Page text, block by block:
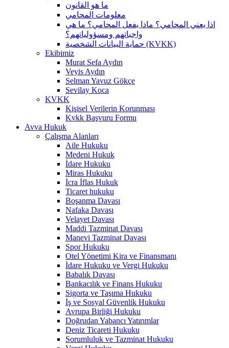
ما هو القانون
معلومات المحامي
اذا يعني المحامي؟ ماذا يفعل المحامي؟ ما هي
واجباتهم ومسؤولياتهم؟
حماية البيانات الشخصية (KVKK)
Ekibimiz
Murat Sefa Aydın
Veyis Aydın
Selman Yavuz Gökçe
Sevilay Koca
KVKK
Kişisel Verilerin Korunması
Kvkk Başvuru Formu
Avva Hukuk
Çalışma Alanları
Aile Hukuku
Medeni Hukuk
İdare Hukuku
Miras Hukuku
İcra İflas Hukuk
Ticaret hukuku
Boşanma Davası
Nafaka Davası
Velayet Davası
Maddi Tazminat Davası
Manevi Tazminat Davası
Spor Hukuku
Otel Yönetimi Kira ve Finansmanı
İdare Hukuku ve Vergi Hukuku
Babalık Davası
Bankacılık ve Finans Hukuku
Sigorta ve Taşıma Hukuku
İş ve Sosyal Güvenlik Hukuku
Avrupa Birliği Hukuku
Doğrudan Yabancı Yatırımlar
Deniz Ticareti Hukuku
Sorumluluk ve Tazminat Hukuku